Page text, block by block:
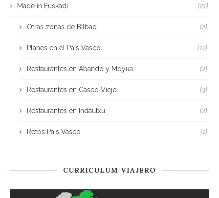
Made in Euskadi (21)
Otras zonas de Bilbao (2)
Planes en el País Vasco (11)
Restaurantes en Abando y Moyua (2)
Restaurantes en Casco Viejo (3)
Restaurantes en Indautxu (2)
Retos País Vasco (1)
CURRICULUM VIAJERO